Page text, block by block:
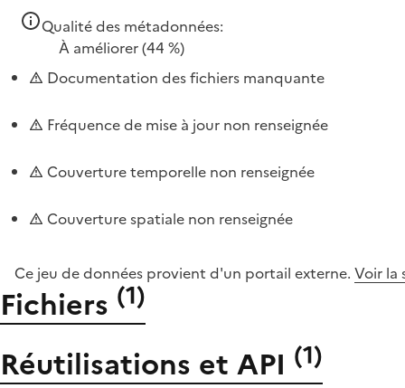
Qualité des métadonnées:
À améliorer(44 %)
Documentation des fichiers manquante
Fréquence de mise à jour non renseignée
Couverture temporelle non renseignée
Couverture spatiale non renseignée
Ce jeu de données provient d'un portail externe. Voir la
Fichiers (1)
Réutilisations et API (1)